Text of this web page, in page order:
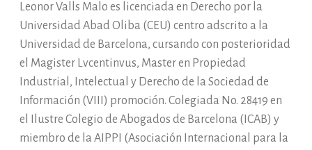
Leonor Valls Malo es licenciada en Derecho por la
Universidad Abad Oliba (CEU) centro adscrito a la
Universidad de Barcelona, cursando con posterioridad
el Magister Lvcentinvus, Master en Propiedad
Industrial, Intelectual y Derecho de la Sociedad de
Información (VIII) promoción. Colegiada No. 28419 en
el Ilustre Colegio de Abogados de Barcelona (ICAB) y
miembro de la AIPPI (Asociación Internacional para la